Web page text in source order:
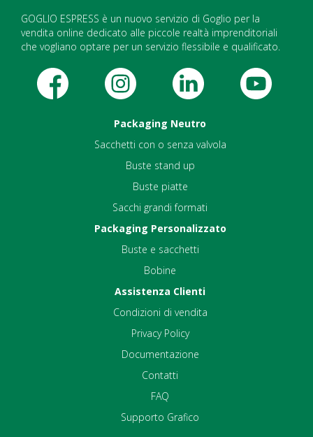
GOGLIO ESPRESS è un nuovo servizio di Goglio per la
vendita online dedicato alle piccole realtà imprenditoriali
che vogliano optare per un servizio flessibile e qualificato.
Packaging Neutro
Sacchetti con o senza valvola
Buste stand up
Buste piatte
Sacchi grandi formati
Packaging Personalizzato
Buste e sacchetti
Bobine
Assistenza Clienti
Condizioni di vendita
Privacy Policy
Documentazione
Contatti
FAQ
Supporto Grafico